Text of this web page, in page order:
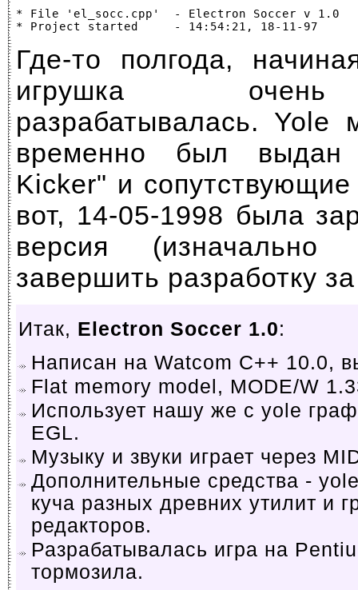
* File 'el_socc.cpp'  - Electron Soccer v
Где-то полгода,
игрушка
разрабатывалась. Yole
временно был выдан
Kicker" и
вот, 14-05-1998 была
версия
завершить разработку
Итак, Electron Soccer 1.0:
Написан на Watcom C++ 10.0,
Flat memory model, MODE/W
Использует нашу же с yole
EGL.
Музыку и звуки играет через
Дополнительные средства -
куча разных древних утилит и
редакторов.
Разрабатывалась игра на
тормозила.